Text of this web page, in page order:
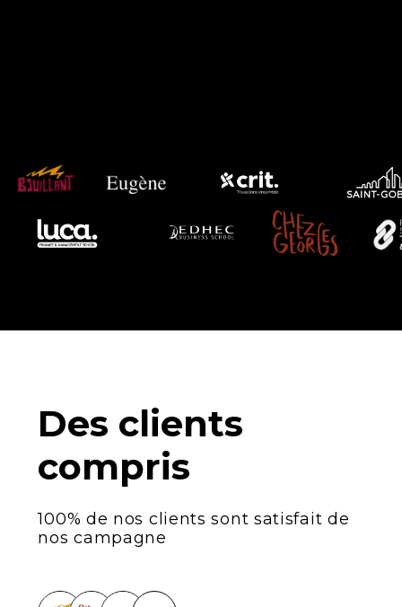
Des clients
compris
100% de nos clients sont satisfait de
nos campagne